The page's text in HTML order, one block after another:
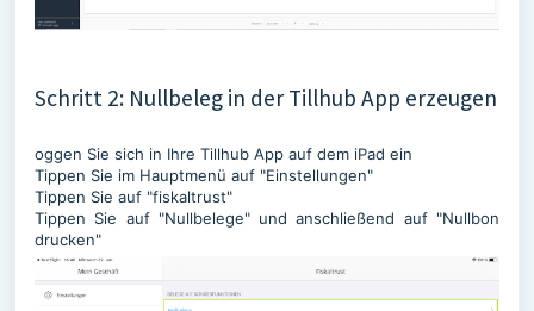
Schritt 2: Nullbeleg in der Tillhub App erzeugen
oggen Sie sich in Ihre Tillhub App auf dem iPad ein
Tippen Sie im Hauptmenü auf "Einstellungen"
Tippen Sie auf "fiskaltrust"
Tippen Sie auf "Nullbelege" und anschließend auf "Nullbon
drucken"